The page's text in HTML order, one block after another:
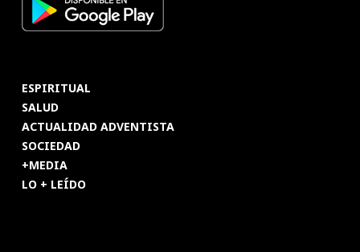
ESPIRITUAL
SALUD
ACTUALIDAD ADVENTISTA
SOCIEDAD
+MEDIA
LO + LEÍDO